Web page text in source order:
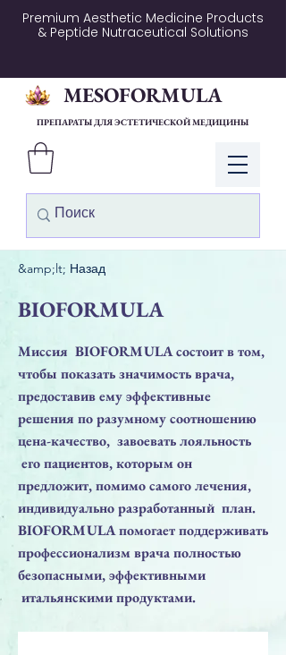
Premium Aesthetic Medicine Products
& Peptide Nutraceutical Solutions
Войти
MESOFORMULA
ПРЕПАРАТЫ ДЛЯ ЭСТЕТИЧЕСКОЙ МЕДИЦИНЫ
&amp;lt; Назад
BIOFORMULA
Миссия BIOFORMULA состоит в том,
чтобы показать значимость врача,
предоставив ему эффективные
решения по разумному соотношению
цена-качество, завоевать лояльность
его пациентов, которым он
предложит, помимо самого лечения,
индивидуально разработанный план.
BIOFORMULA помогает поддерживать
профессионализм врача полностью
безопасными, эффективными
итальянскими продуктами.